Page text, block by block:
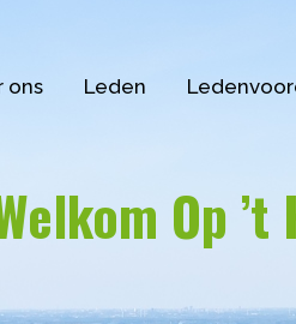
ons Leden
Op